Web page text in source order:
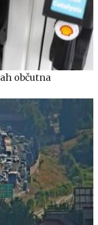
občutna